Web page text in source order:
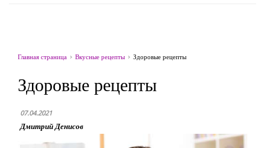
Главная страница Вкусные рецепты Здоровые рецепты
Здоровые рецепты
07.04.2021
Дмитрий Денисов